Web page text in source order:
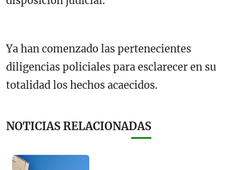
Ya han comenzado las pertenecientes
diligencias policiales para esclarecer en su
totalidad los hechos acaecidos.
NOTICIAS RELACIONADAS